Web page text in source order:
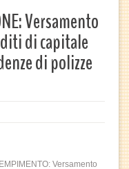
Versamento
di capitale
di polizze
Versamento